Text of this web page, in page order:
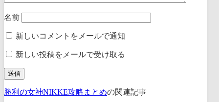
名前
新しいコメントをメールで通知
新しい投稿をメールで受け取る
勝利の女神NIKKE攻略まとめの関連記事